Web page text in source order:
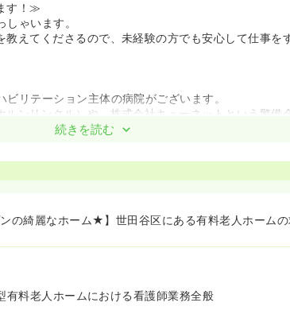
す！≫
ゃいます。
教えてくださるので、未経験の方でも安心して仕事を
リテーション主体の病院がございます。
ンリンクル）や、株式会社キューネットという警備
続きを読む
の綺麗なホーム★】世田谷区にある有料老人ホームの
料老人ホームにおける看護師業務全般